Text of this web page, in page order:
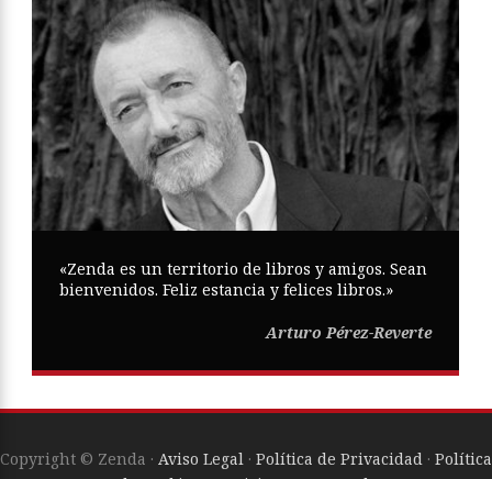
«Zenda es un territorio de libros y amigos. Sean
bienvenidos. Feliz estancia y felices libros.»
Arturo Pérez-Reverte
Copyright © Zenda · Aviso Legal · Política de Privacidad · Política